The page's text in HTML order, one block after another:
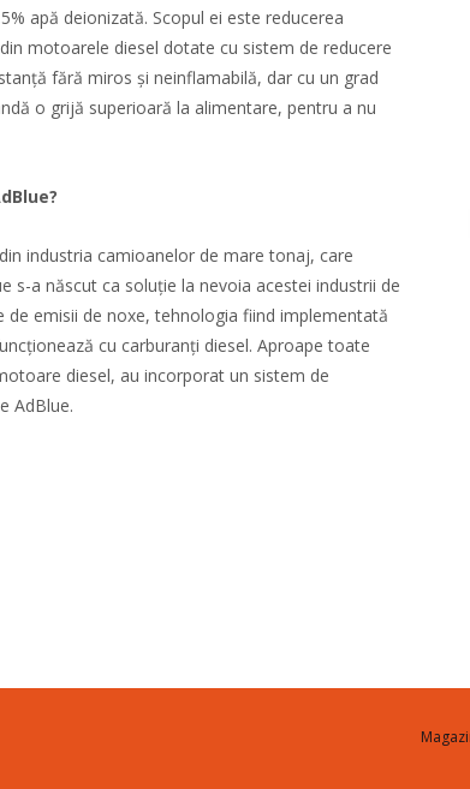
apă deionizată. Scopul ei este reducerea
motoarele diesel dotate cu sistem de reducere
fără miros și neinflamabilă, dar cu un grad
o grijă superioară la alimentare, pentru a nu
industria camioanelor de mare tonaj, care
s-a născut ca soluție la nevoia acestei industrii de
de emisii de noxe, tehnologia fiind implementată
cu carburanți diesel. Aproape toate
diesel, au incorporat un sistem de
AdBlue.